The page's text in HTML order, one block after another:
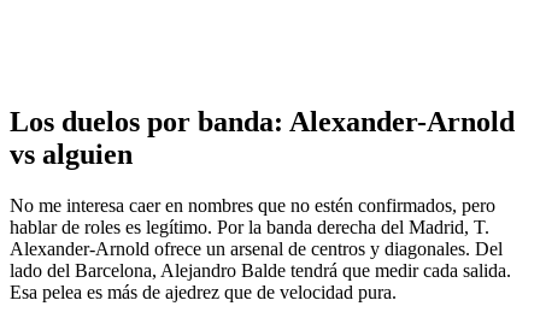
Los duelos por banda: Alexander-Arnold
vs alguien
No me interesa caer en nombres que no estén confirmados, pero
hablar de roles es legítimo. Por la banda derecha del Madrid, T.
Alexander-Arnold ofrece un arsenal de centros y diagonales. Del
lado del Barcelona, Alejandro Balde tendrá que medir cada salida.
Esa pelea es más de ajedrez que de velocidad pura.